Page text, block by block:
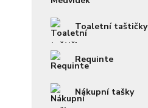
Toaletní taštičky
Requinte
Nákupní tašky